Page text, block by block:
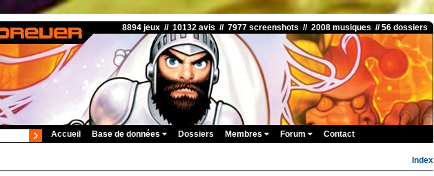
8894 jeux // 10132 avis // 7977 screenshots // 2008 musiques // 56 dossiers
Accueil Base de données Dossiers Membres Forum Contact
Index